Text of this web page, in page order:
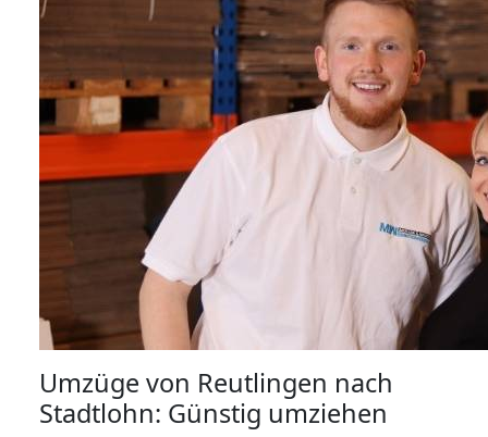
Umzüge von Reutlingen nach
Stadtlohn: Günstig umziehen